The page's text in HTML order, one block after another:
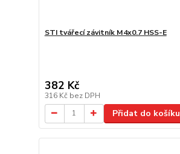
STI tvářecí závitník M4x0.7 HSS-E
382 Kč
316 Kč bez DPH
Přidat do košíku